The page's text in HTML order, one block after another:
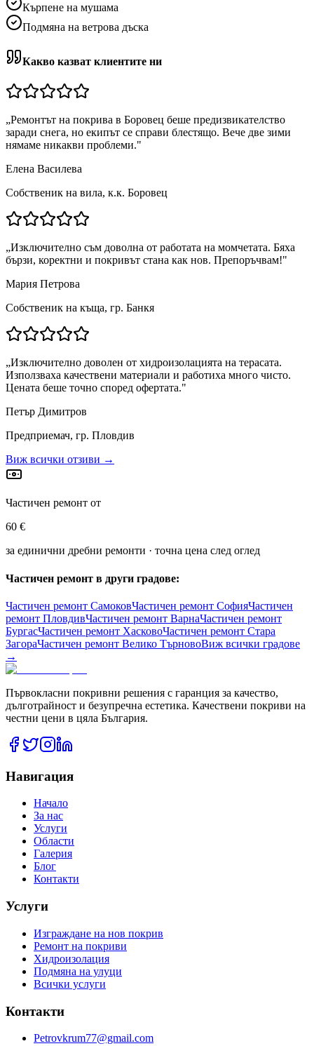
Кърпене на мушама
Подмяна на ветрова дъска
Какво казват клиентите ни
„Ремонтът на покрива в Боровец беше предизвикателство
заради снега, но екипът се справи блестящо. Вече две зими
нямаме никакви проблеми."
Елена Василева
Собственик на вила, к.к. Боровец
„Изключително съм доволна от работата на момчетата. Бяха
бързи, коректни и покривът стана как нов. Препоръчвам!"
Мария Петрова
Собственик на къща, гр. Банкя
„Изключително доволен от хидроизолацията на терасата.
Използваха качествени материали и работиха много чисто.
Цената беше точно според офертата."
Петър Димитров
Предприемач, гр. Пловдив
Виж всички отзиви →
Частичен ремонт от
60 €
за единични дребни ремонти · точна цена след оглед
Частичен ремонт в други градове:
Частичен ремонт СамоковЧастичен ремонт СофияЧастичен
ремонт ПловдивЧастичен ремонт ВарнаЧастичен ремонт
БургасЧастичен ремонт ХасковоЧастичен ремонт Стара
ЗагораЧастичен ремонт Велико ТърновоВиж всички градове
→
Първокласни покривни решения с гаранция за качество,
дълготрайност и безупречна естетика. Качествени покриви на
честни цени в цяла България.
Навигация
Начало
За нас
Услуги
Области
Галерия
Блог
Контакти
Услуги
Изграждане на нов покрив
Ремонт на покриви
Хидроизолация
Подмяна на улуци
Всички услуги
Контакти
Petrovkrum77@gmail.com